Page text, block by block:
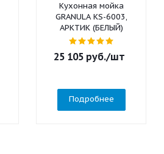
Кухонная мойка
GRANULA KS-6003,
АРКТИК (БЕЛЫЙ)
25 105 руб./шт
Подробнее